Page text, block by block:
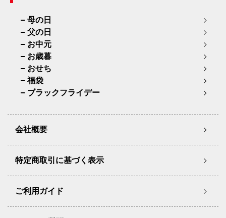
母の日
父の日
お中元
お歳暮
おせち
福袋
ブラックフライデー
会社概要
特定商取引に基づく表示
ご利用ガイド